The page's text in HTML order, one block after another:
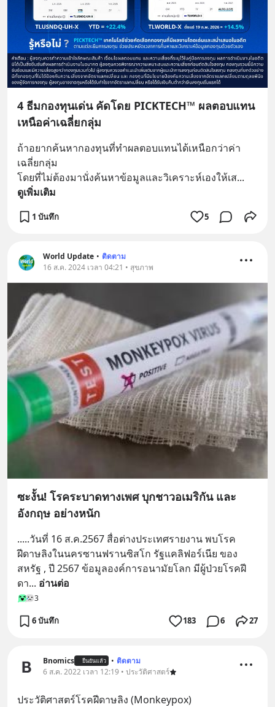
4 ธีมกองทุนเด่น คัดโดย PICKTECH™ ผลตอบแทน
เหนือค่าเฉลี่ยกลุ่ม
ถ้าอยากค้นหากองทุนที่ทำผลตอบแทนได้เหนือกว่าค่า
เฉลี่ยกลุ่ม
โดยที่ไม่ต้องมานั่งค้นหาข้อมูลและวิเคราะห์เองให้เส...
ดูเพิ่มเติม
1 บันทึก 5
World Update • ติดตาม
16 ส.ค. 2024 เวลา 04:21 • สุขภาพ
ซะงั้น! โรคระบาดทางเพศ บุกชาวอเมริกัน และ
อังกฤษ อย่างหนัก
.....วันที่ 16 ส.ค.2567 สื่อต่างประเทศรายงาน พบโรค
ฝีดาษลิงในนครซานฟรานซิสโก รัฐแคลิฟอร์เนีย ของ
สหรัฐ , ปี 2567 ข้อมูลองค์การอนามัยโลก มีผู้ป่วยโรคฝี
ดา... อ่านต่อ
3
6 บันทึก 183 6 27
Bnomics ยืนยันแล้ว • ติดตาม
6 ส.ค. 2022 เวลา 12:19 • ประวัติศาสตร์
ประวัติศาสตร์โรคฝีดาษลิง (Monkeypox)